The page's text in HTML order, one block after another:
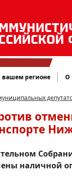
вашем регионе О
наличной